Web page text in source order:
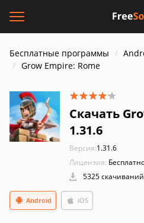
Бесплатные программы
Grow Empire: Rome
Скачать
1.31.6
Версия:1.31.6
Лицензия:
5325 скачиваний
Android iOS